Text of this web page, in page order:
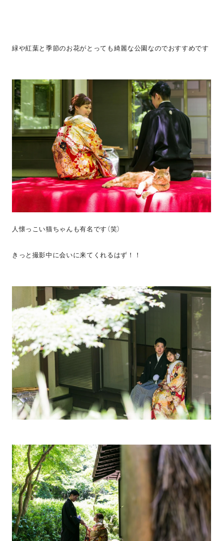
緑や紅葉と季節のお花がとっても綺麗な公園なのでおすすめです
人懐っこい猫ちゃんも有名です（笑）
きっと撮影中に会いに来てくれるはず！！